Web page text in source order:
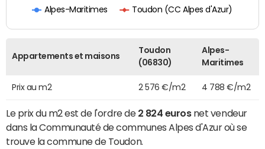
Alpes-Maritimes Toudon (CC Alpes d'Azur)
Appartements et maisons
Toudon
(06830)
Alpes-
Maritimes
Prix au m2 2 576 €/m2 4 788 €/m2
Le prix du m2 est de l'ordre de 2 824 eurosnet vendeur
dans la Communauté de communes Alpes d'Azur où se
trouve la commune de Toudon.